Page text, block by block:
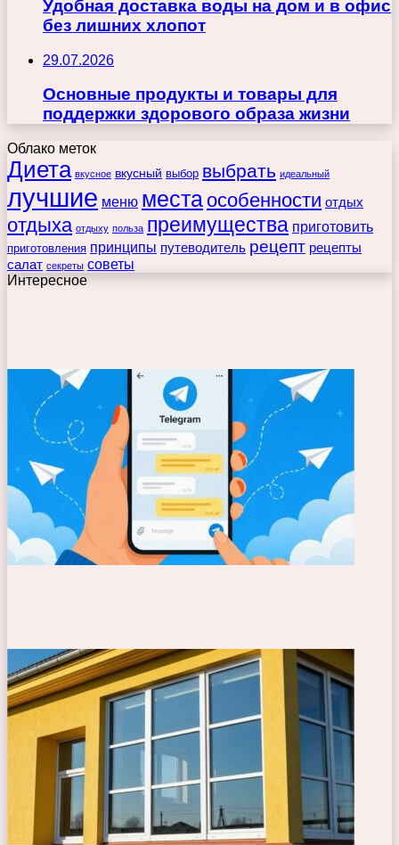
Удобная доставка воды на дом и в офис
без лишних хлопот
29.07.2026
Основные продукты и товары для
поддержки здорового образа жизни
Облако меток
Диета вкусное вкусный выбор выбрать идеальный
лучшие меню места особенности отдых
отдыха отдыху польза преимущества приготовить
приготовления принципы путеводитель рецепт рецепты
салат секреты советы
Интересное